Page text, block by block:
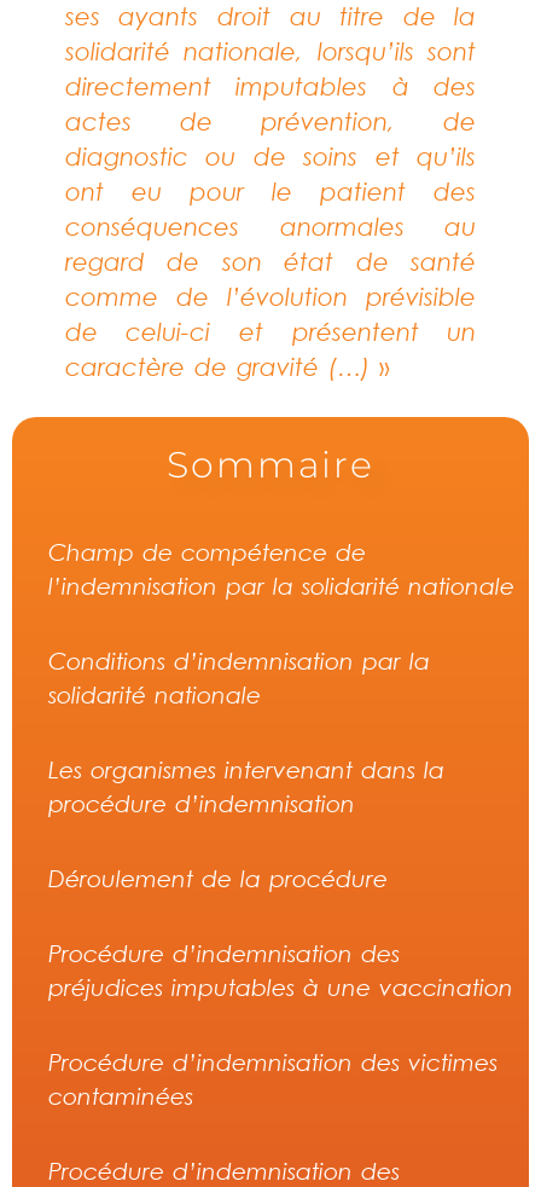
ses ayants droit au titre de la
solidarité nationale, lorsqu’ils sont
directement imputables à des
actes de prévention, de
diagnostic ou de soins et qu’ils
ont eu pour le patient des
conséquences anormales au
regard de son état de santé
comme de l’évolution prévisible
de celui-ci et présentent un
caractère de gravité (…) »
Sommaire
Champ de compétence de
l’indemnisation par la solidarité nationale
Conditions d’indemnisation par la
solidarité nationale
Les organismes intervenant dans la
procédure d’indemnisation
Déroulement de la procédure
Procédure d’indemnisation des
préjudices imputables à une vaccination
Procédure d’indemnisation des victimes
contaminées
Procédure d’indemnisation des